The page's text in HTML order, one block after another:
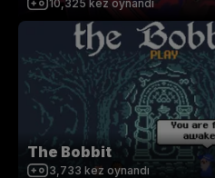
10,325 kez oynandı
The Bobbit
3,733 kez oynandı